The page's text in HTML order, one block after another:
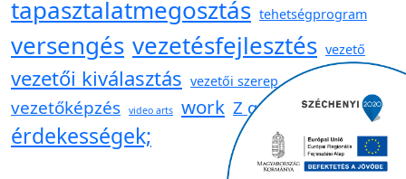
tapasztalatmegosztás tehetségprogram
versengés vezetésfejlesztés vezető
vezetői kiválasztás vezetői szerep
vezetőképzés video arts work Z generáció
érdekességek;